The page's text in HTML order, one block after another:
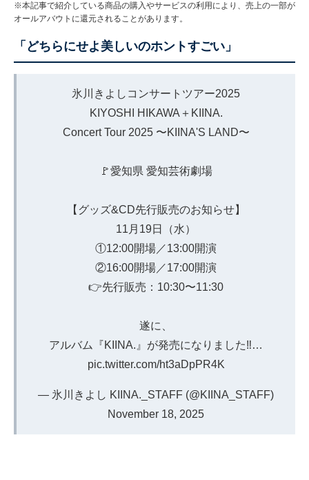
※本記事で紹介している商品の購入やサービスの利用により、売上の一部が
オールアバウトに還元されることがあります。
「どちらにせよ美しいのホントすごい」
氷川きよしコンサートツアー2025
KIYOSHI HIKAWA＋KIINA.
Concert Tour 2025 〜KIINA'S LAND〜
🚩愛知県 愛知芸術劇場
【グッズ&CD先行販売のお知らせ】
11月19日（水）
①12:00開場／13:00開演
②16:00開場／17:00開演
👉先行販売：10:30〜11:30
遂に、
アルバム『KIINA.』が発売になりました‼️…
pic.twitter.com/ht3aDpPR4K
— 氷川きよし KIINA._STAFF (@KIINA_STAFF)
November 18, 2025